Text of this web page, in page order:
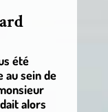
été
au sein de
alors